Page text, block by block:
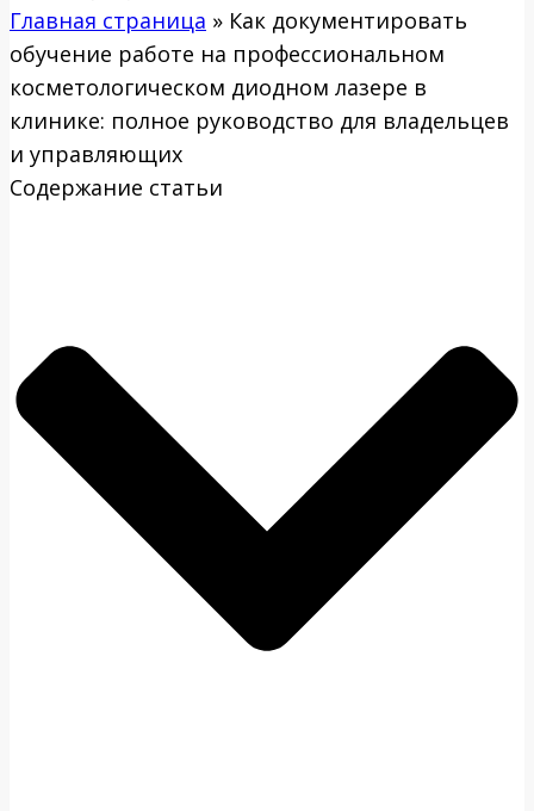
Главная страница » Как документировать
обучение работе на профессиональном
косметологическом диодном лазере в
клинике: полное руководство для владельцев
и управляющих
Содержание статьи